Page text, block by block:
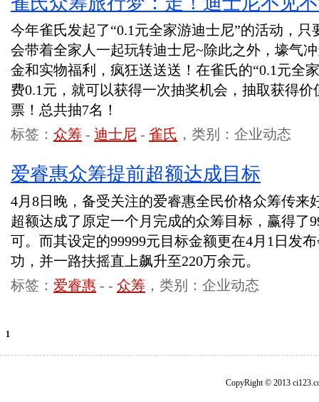
今年雀氏发起了“0.1元全家游迪士尼”的活动，
会带着全家人一起玩转迪士尼~除此之外，壕气
金和实物福利，疯狂送送送！在雀氏的“0.1元全
费0.1元，就可以获得一次抽奖机会，抽取获得价
票！总共抽7名！
标签： 众筹 - 迪士尼 - 雀氏 ，类别：企业动态
爱睿惠众筹提前超额达成目标
4月8日晚，备受关注的爱睿惠全民价格众筹传来
超额达成了原定一个月完成的众筹目标，赢得了
可。而其设定的99999元目标金额更在4月1日发
功，并一路扶摇直上飙升至220万余元。
标签： 爱睿惠 - - 众筹 ，类别：企业动态
1
CopyRight © 2013